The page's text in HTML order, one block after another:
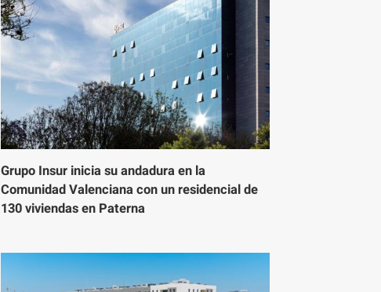
Grupo Insur inicia su andadura en la
Comunidad Valenciana con un residencial de
130 viviendas en Paterna